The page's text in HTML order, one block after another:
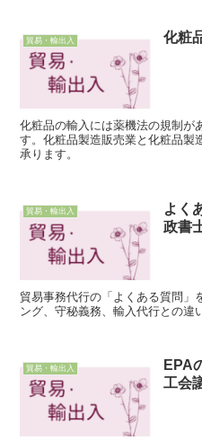
貿易・輸出入 化粧
化粧品の輸入には薬機法の規制が
す。化粧品製造販売業と化粧品製
承ります。
貿易・輸出入
よく
政書
貿易事務代行の「よくある質問」
ング、守秘義務、輸入代行との違
貿易・輸出入
EPA
工会